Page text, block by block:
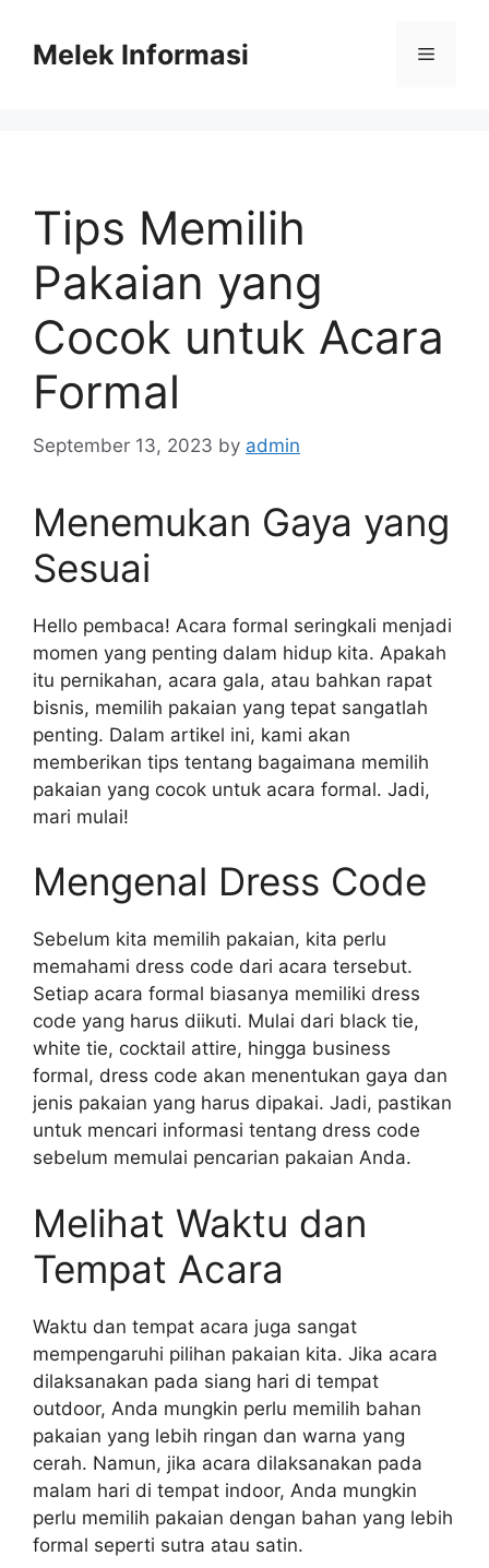
contentMelek Informasi Menu
Tips Memilih
Pakaian yang
Cocok untuk Acara
Formal
September 13, 2023 by admin
Menemukan Gaya yang
Sesuai
Hello pembaca! Acara formal seringkali menjadi
momen yang penting dalam hidup kita. Apakah
itu pernikahan, acara gala, atau bahkan rapat
bisnis, memilih pakaian yang tepat sangatlah
penting. Dalam artikel ini, kami akan
memberikan tips tentang bagaimana memilih
pakaian yang cocok untuk acara formal. Jadi,
mari mulai!
Mengenal Dress Code
Sebelum kita memilih pakaian, kita perlu
memahami dress code dari acara tersebut.
Setiap acara formal biasanya memiliki dress
code yang harus diikuti. Mulai dari black tie,
white tie, cocktail attire, hingga business
formal, dress code akan menentukan gaya dan
jenis pakaian yang harus dipakai. Jadi, pastikan
untuk mencari informasi tentang dress code
sebelum memulai pencarian pakaian Anda.
Melihat Waktu dan
Tempat Acara
Waktu dan tempat acara juga sangat
mempengaruhi pilihan pakaian kita. Jika acara
dilaksanakan pada siang hari di tempat
outdoor, Anda mungkin perlu memilih bahan
pakaian yang lebih ringan dan warna yang
cerah. Namun, jika acara dilaksanakan pada
malam hari di tempat indoor, Anda mungkin
perlu memilih pakaian dengan bahan yang lebih
formal seperti sutra atau satin.